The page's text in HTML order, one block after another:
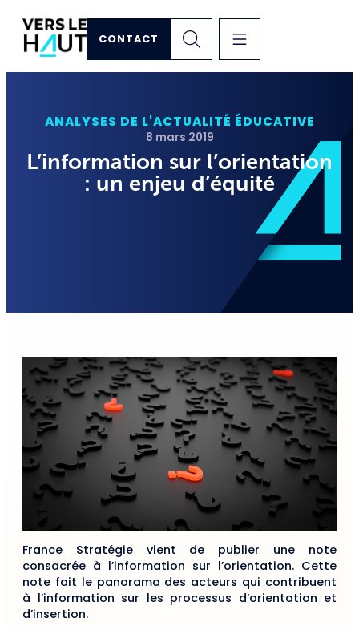
CONTACT
ANALYSES DE L'ACTUALITÉ ÉDUCATIVE
8 mars 2019
L’information sur l’orientation
: un enjeu d’équité
France Stratégie vient de publier une note
consacrée à l’information sur l’orientation. Cette
note fait le panorama des acteurs qui contribuent
à l’information sur les processus d’orientation et
d’insertion.